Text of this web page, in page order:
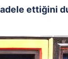
ettiğini